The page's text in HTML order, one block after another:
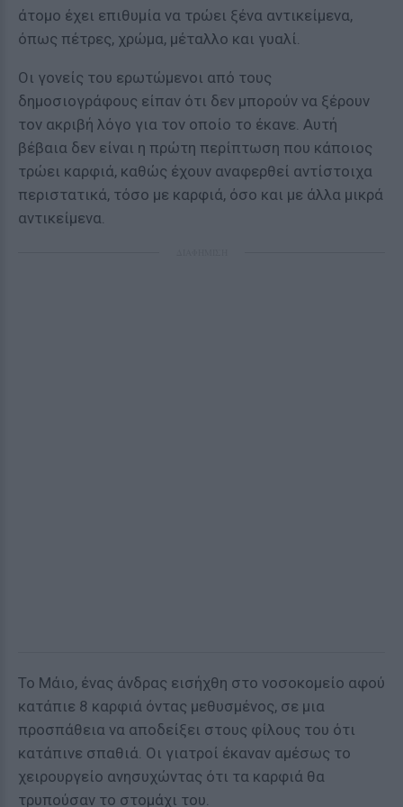
άτομο έχει επιθυμία να τρώει ξένα αντικείμενα,
όπως πέτρες, χρώμα, μέταλλο και γυαλί.
Οι γονείς του ερωτώμενοι από τους
δημοσιογράφους είπαν ότι δεν μπορούν να ξέρουν
τον ακριβή λόγο για τον οποίο το έκανε. Αυτή
βέβαια δεν είναι η πρώτη περίπτωση που κάποιος
τρώει καρφιά, καθώς έχουν αναφερθεί αντίστοιχα
περιστατικά, τόσο με καρφιά, όσο και με άλλα μικρά
αντικείμενα.
Το Μάιο, ένας άνδρας εισήχθη στο νοσοκομείο αφού
κατάπιε 8 καρφιά όντας μεθυσμένος, σε μια
προσπάθεια να αποδείξει στους φίλους του ότι
κατάπινε σπαθιά. Οι γιατροί έκαναν αμέσως το
χειρουργείο ανησυχώντας ότι τα καρφιά θα
τρυπούσαν το στομάχι του.